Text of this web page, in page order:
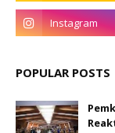
POPULAR POSTS